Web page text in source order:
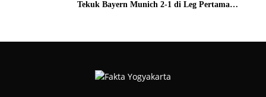
Tekuk Bayern Munich 2-1 di Leg Pertama